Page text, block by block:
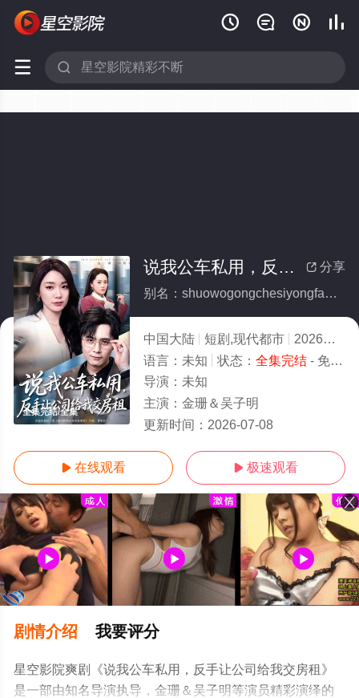
   
 
全集完结/全集
 分享
说我公车私用，反手让公司给我交房租(全集)
别名：shuowogongchesiyongfanshouranggongsigeiwojiaofangzu
中国大陆 短剧,现代都市 2026
10.0
语言： 未知 状态： 全集完结- 免费在线观看
导演： 未知
主演： 金珊＆吴子明
更新时间： 2026-07-08
 在线观看  极速观看
剧情介绍 我要评分
星空影院爽剧《说我公车私用，反手让公司给我交房租》
是一部由知名导演执导，金珊＆吴子明等演员精彩演绎的